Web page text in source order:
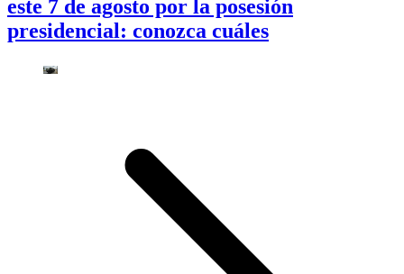
este 7 de agosto por la posesión
presidencial: conozca cuáles